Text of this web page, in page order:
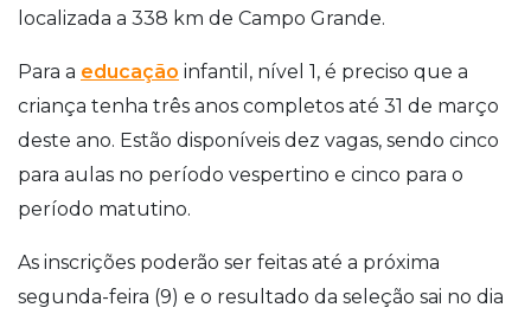
localizada a 338 km de Campo Grande.
Para a educação infantil, nível 1, é preciso que a
criança tenha três anos completos até 31 de março
deste ano. Estão disponíveis dez vagas, sendo cinco
para aulas no período vespertino e cinco para o
período matutino.
As inscrições poderão ser feitas até a próxima
segunda-feira (9) e o resultado da seleção sai no dia